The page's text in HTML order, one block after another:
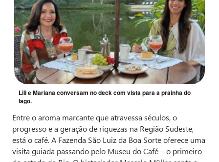
Lili e Mariana conversam no deck com vista para a prainha do
lago.
Entre o aroma marcante que atravessa séculos, o
progresso e a geração de riquezas na Região Sudeste,
está o café. A Fazenda São Luiz da Boa Sorte oferece uma
visita guiada passando pelo Museu do Café – o primeiro